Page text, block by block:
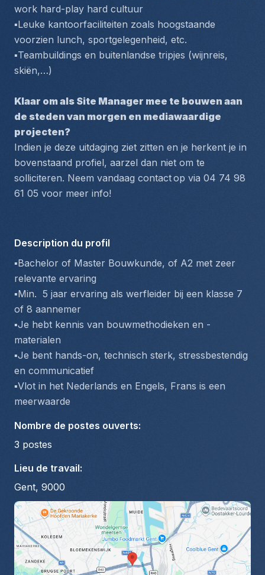
work hard-play hard cultuur
▪️Leuke kantoorfaciliteiten zoals hoogstaande
voorzien lunch, sportgelegenheid, etc.
▪️Teambuildings en buitenlandse tripjes (wijnreis,
skiën,…)
Klaar om als Site Manager mee te bouwen aan
de steden van morgen en mediawaardige
projecten?
Indien je deze uitdaging ziet zitten en je herkent je in
bovenstaand profiel, aarzel dan niet om te
solliciteren. Neem vandaag contactop via 04 74 98
61 05 voor meer info!
Description du profil
▪️Bachelor of Master Bouwkunde, of A2 met zeer
relevante ervaring
▪️Min.  5 jaar ervaring als werfleider bij een klasse 7
of 8 aannemer
▪️Je hebt kennis van bouwmethodieken en -
materialen
▪️Je bent hands-on, technisch sterk, stressbestendig
en communicatief
▪️Vlot in het Nederlands en Engels, Frans is een
meerwaarde
Nombre de postes ouverts:
3 postes
Lieu de travail:
Gent, 9000